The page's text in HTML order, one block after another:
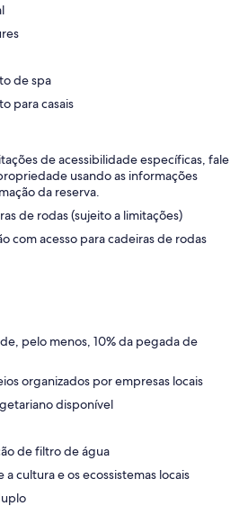
de spa
para casais
de acessibilidade específicas, fale
usando as informações
da reserva.
de rodas (sujeito a limitações)
com acesso para cadeiras de rodas
pelo menos, 10% da pegada de
organizados por empresas locais
disponível
de filtro de água
cultura e os ecossistemas locais